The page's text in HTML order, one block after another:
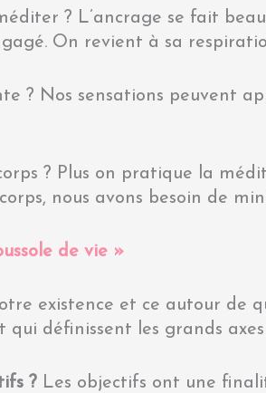
? L’ancrage se fait
On revient à sa
? Nos sensations peuvent
? Plus on pratique la
nous avons besoin de
de vie »
existence et ce autour de
qui définissent les grands
? Les objectifs ont une